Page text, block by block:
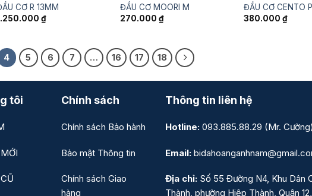
CƠ R 13MM
₫
ĐẦU CƠ MOORI M
270.000 ₫
ĐẦU CƠ CENTO
380.000 ₫
4 5 6 7 … 16 17 18
tôi Chính sách
Chính sách Bảo hành
Bảo mật Thông tin
Chính sách Giao
hàng
Thông tin liên hệ
Hotline: 093.885.88.29 (Mr. Cường)
Email:
Địa chỉ: Số 55 Đường N4, Khu Dân
Thành, phường Hiệp Thành, Quận